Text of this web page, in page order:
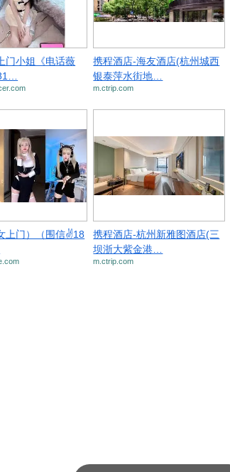
门小姐《电话薇
携程酒店-海友酒店(杭州城西
银泰萍水街地…
m.ctrip.com
上门）（围信✌18
携程酒店-杭州新雅图酒店(三
坝浙大紫金港…
m.ctrip.com